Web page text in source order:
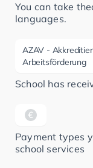
You can take
languages.
AZAV -
Arbeitsförderung
School has
Payment types
school services